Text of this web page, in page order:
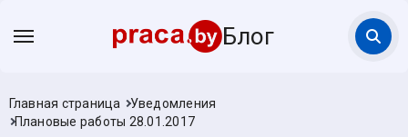
Блог
Главная страница
Уведомления
Плановые работы 28.01.2017